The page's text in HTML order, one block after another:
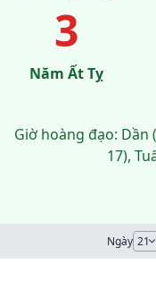
3
Năm Ất Tỵ
Giờ hoàng đạo: Dần
17),
Ngày